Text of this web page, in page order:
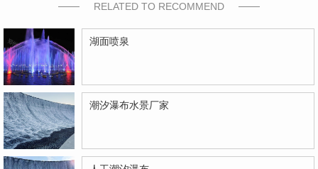
RELATED TO RECOMMEND
湖面喷泉
潮汐瀑布水景厂家